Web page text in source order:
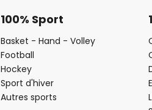
100% Sport
Basket - Hand - Volley
Football
Hockey
Sport d'hiver
Autres sports